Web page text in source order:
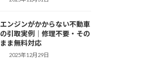
エンジンがかからない不動車
の引取実例｜修理不要・その
まま無料対応
2025年12月29日